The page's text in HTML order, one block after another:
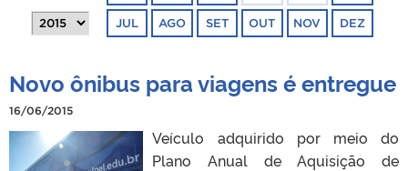
PORTARIAS JUL AGO SET OUT NOV DEZ
Novo ônibus para viagens é entregue
16/06/2015
Veículo adquirido por meio do
Plano Anual de Aquisição de